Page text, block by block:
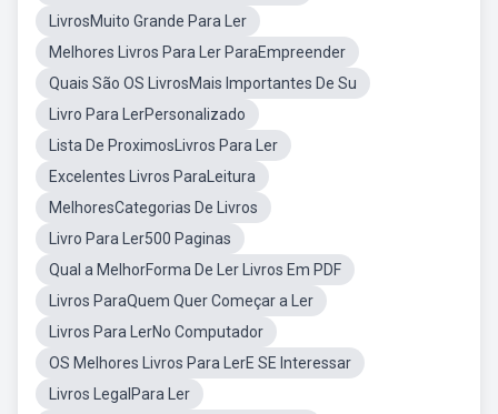
LivrosMuito Grande Para Ler
Melhores Livros Para Ler ParaEmpreender
Quais São OS LivrosMais Importantes De Su
Livro Para LerPersonalizado
Lista De ProximosLivros Para Ler
Excelentes Livros ParaLeitura
MelhoresCategorias De Livros
Livro Para Ler500 Paginas
Qual a MelhorForma De Ler Livros Em PDF
Livros ParaQuem Quer Começar a Ler
Livros Para LerNo Computador
OS Melhores Livros Para LerE SE Interessar
Livros LegalPara Ler